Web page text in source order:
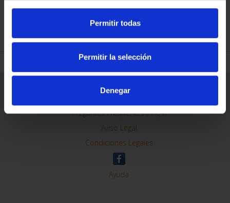
Permitir todas
Permitir la selección
Denegar
REFINAR
Información General
Contacto
Preguntas Frequentes (FAQs)
Aviso Legal
Condiciones Legales
Ayuda